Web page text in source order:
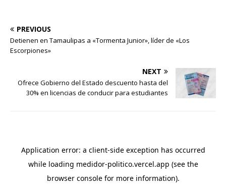
PREVIOUS
Detienen en Tamaulipas a «Tormenta Junior», líder de «Los
Escorpiones»
NEXT
Ofrece Gobierno del Estado descuento hasta del
30% en licencias de conducir para estudiantes